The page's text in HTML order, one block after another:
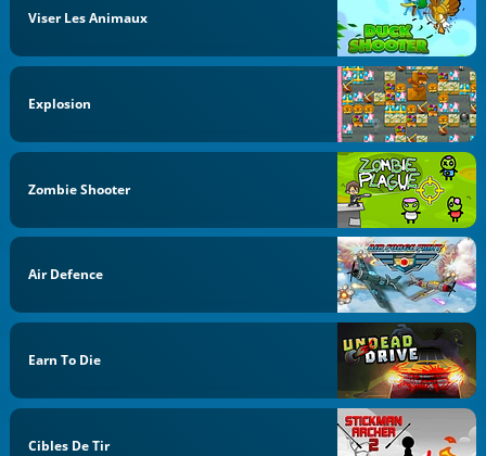
Viser Les Animaux
Explosion
Zombie Shooter
Air Defence
Earn To Die
Cibles De Tir